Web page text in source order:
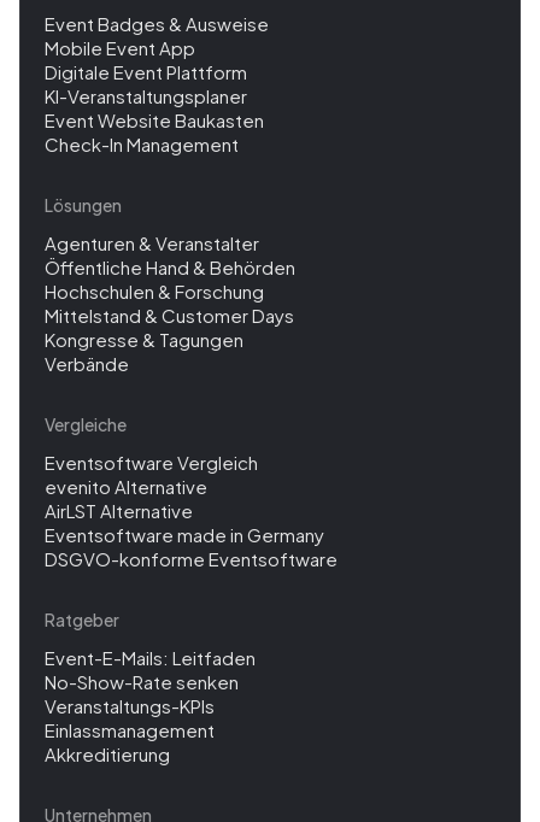
Event Badges & Ausweise
Mobile Event App
Digitale Event Plattform
KI-Veranstaltungsplaner
Event Website Baukasten
Check-In Management
Lösungen
Agenturen & Veranstalter
Öffentliche Hand & Behörden
Hochschulen & Forschung
Mittelstand & Customer Days
Kongresse & Tagungen
Verbände
Vergleiche
Eventsoftware Vergleich
evenito Alternative
AirLST Alternative
Eventsoftware made in Germany
DSGVO-konforme Eventsoftware
Ratgeber
Event-E-Mails: Leitfaden
No-Show-Rate senken
Veranstaltungs-KPIs
Einlassmanagement
Akkreditierung
Unternehmen